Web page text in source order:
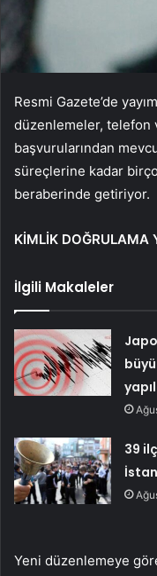
Resmi Gazete’de
düzenlemeler, telefon
başvurularından
süreçlerine kadar
beraberinde getiriyor.
KİMLİK DOĞRULAMA
İlgili Makaleler
39
Yeni düzenlemeye